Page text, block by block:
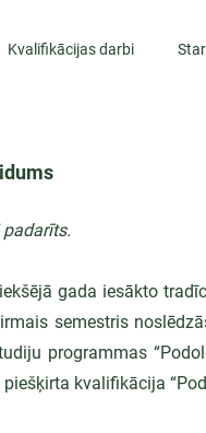
Kvalifikācijas darbi
gada iesākto
semestris
programmas
kvalifikācija